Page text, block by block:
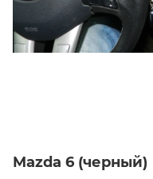
Mazda 6 (черный)